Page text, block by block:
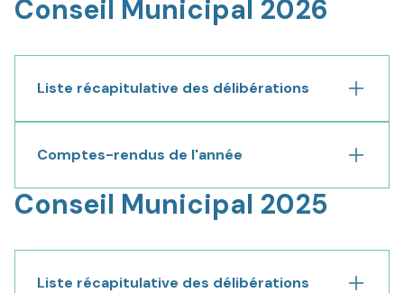
Conseil Municipal 2026
Liste récapitulative des délibérations
Comptes-rendus de l'année
Conseil Municipal 2025
Liste récapitulative des délibérations